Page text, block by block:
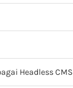
Headless CMS